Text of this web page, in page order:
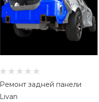
Ремонт задней панели
Livan